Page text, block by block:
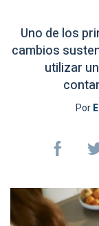
Uno de los
cambios
utilizar
Por